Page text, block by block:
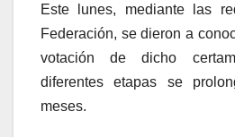
Este lunes, mediante las
Federación, se dieron a
votación de dicho
diferentes etapas se
meses.